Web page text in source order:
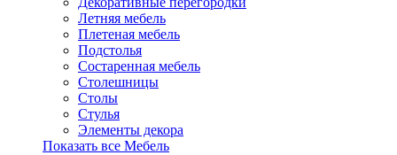
Летняя мебель
Плетеная мебель
Подстолья
Состаренная мебель
Столешницы
Столы
Стулья
Элементы декора
Показать все Мебель